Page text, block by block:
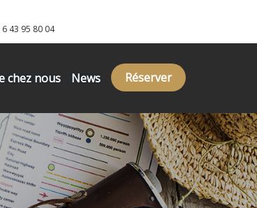
6 43 95 80 04
chez nous News Réserver